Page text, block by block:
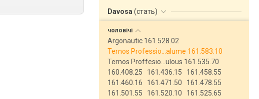
Davosa (стать)
чоловічі
Argonautic 161.528.02
Ternos Professio…alume 161.583.10
Ternos Proffesio…ulous 161.535.70
160.408.25
161.436.15
161.458.55
161.460.16
161.471.50
161.478.55
161.501.55
161.520.10
161.525.65